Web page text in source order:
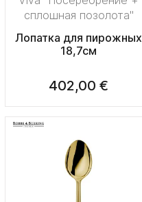
сплошная позолота"
Лопатка для пирожных
18,7см
402,00 €